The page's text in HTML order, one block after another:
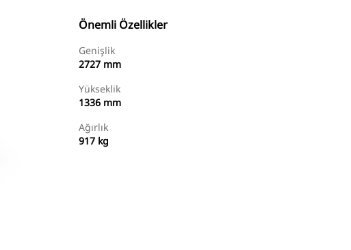
Önemli Özellikler
Genişlik
2727 mm
Yükseklik
1336 mm
Ağırlık
917 kg